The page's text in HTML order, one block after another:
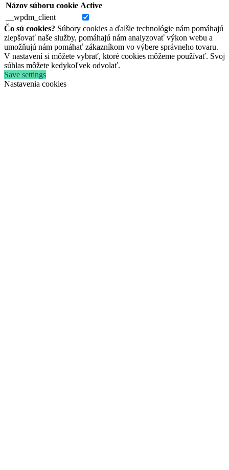
Názov súboru cookie Active
__wpdm_client
Čo sú cookies? Súbory cookies a ďalšie technológie nám pomáhajú
zlepšovať naše služby, pomáhajú nám analyzovať výkon webu a
umožňujú nám pomáhať zákazníkom vo výbere správneho tovaru.
V nastavení si môžete vybrať, ktoré cookies môžeme používať. Svoj
súhlas môžete kedykoľvek odvolať.
Save settings
Nastavenia cookies